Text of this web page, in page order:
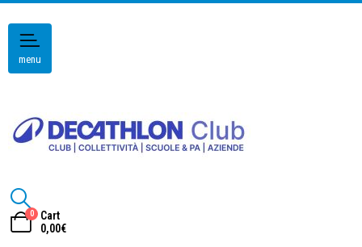
menu
0
Cart
0,00€